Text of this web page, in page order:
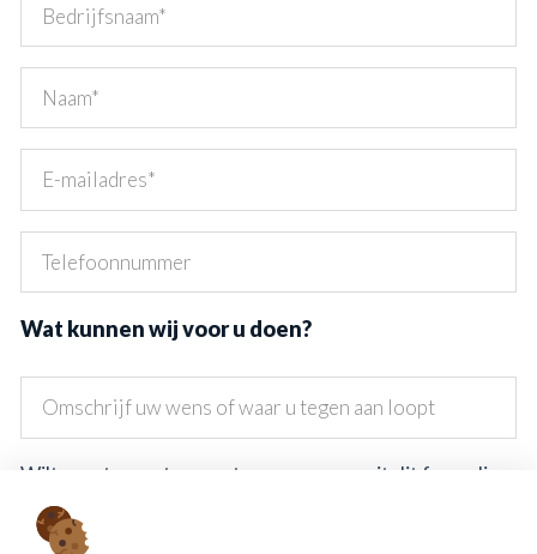
Wat kunnen wij voor u doen?
Wilt u weten wat we met uw gegevens uit dit formulier
doen? Lees dan onze